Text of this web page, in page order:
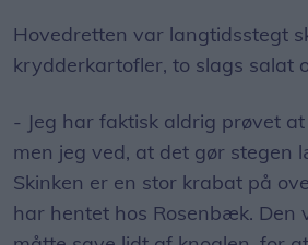
- Jeg har faktisk aldrig prøvet
Skinken er en stor krabat på
har hentet hos Rosenbæk. Den
måtte save lidt af knoglen, for
ovnen. Jeg startede med at